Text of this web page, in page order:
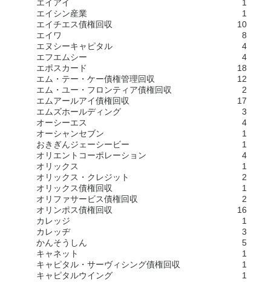
エイアイ
1
エイシン産業
1
エイチエス債権回収
10
エイワ
8
エヌシーキャピタル
4
エフエムシー
4
エポスカード
18
エム・テー・ケー債権管理回収
12
エム・ユー・フロンティア債権回収
2
エムアールアイ債権回収
17
エムズホールディング
3
オーシーエス
4
オーシャンセブン
1
おきぎんジェーシービー
1
オリエントコーポレーション
4
オリックス
1
オリックス・クレジット
2
オリックス債権回収
1
オリファサービス債権回収
2
オリンポス債権回収
16
カレッジ
1
カレッヂ
3
かんそうしん
5
キャネット
1
キャピタル・サーヴィシング債権回収
1
キャピタルウイング
1